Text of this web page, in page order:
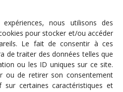
nous utilisons des
pour stocker et/ou accéder
Le fait de consentir à ces
de traiter des données telles que
ou les ID uniques sur ce site.
ou de retirer son consentement
certaines caractéristiques et